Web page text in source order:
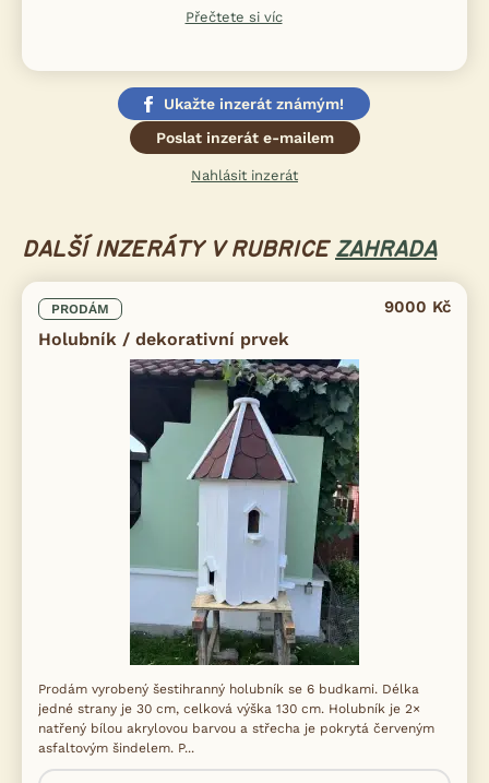
Přečtete si víc
Ukažte inzerát známým!
Poslat inzerát e-mailem
Nahlásit inzerát
DALŠÍ INZERÁTY V RUBRICE ZAHRADA
PRODÁM
Holubník / dekorativní prvek
9000 Kč
Prodám vyrobený šestihranný holubník se 6 budkami. Délka
jedné strany je 30 cm, celková výška 130 cm. Holubník je 2×
natřený bílou akrylovou barvou a střecha je pokrytá červeným
asfaltovým šindelem. P...